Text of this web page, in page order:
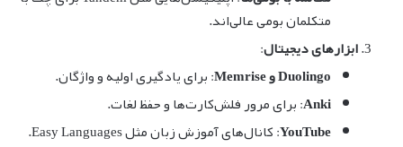
متکلمان بومی عالی‌اند.
ابزارهای دیجیتال:
Duolingo و Memrise
: برای یادگیری اولیه و واژگان.
Anki: برای مرور فلش‌کارت‌ها و حفظ لغات.
YouTube: کانال‌های آموزش زبان مثل Easy Languages.